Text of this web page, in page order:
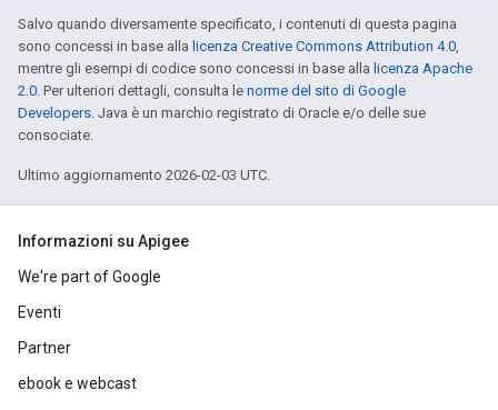
Salvo quando diversamente specificato, i contenuti di questa pagina
sono concessi in base alla licenza Creative Commons Attribution 4.0,
mentre gli esempi di codice sono concessi in base alla licenza Apache
2.0. Per ulteriori dettagli, consulta le norme del sito di Google
Developers. Java è un marchio registrato di Oracle e/o delle sue
consociate.
Ultimo aggiornamento 2026-02-03 UTC.
Informazioni su Apigee
We're part of Google
Eventi
Partner
ebook e webcast